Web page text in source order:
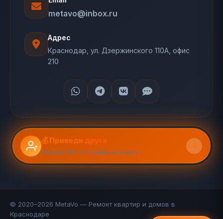
metavo@inbox.ru
Адрес
Краснодар, ул. Дзержинского 110А, офис
210
💰 Приведи друга
Получи 20% от суммы на карту
© 2020–2026 MetaVo — Ремонт квартир и домов в
Краснодаре